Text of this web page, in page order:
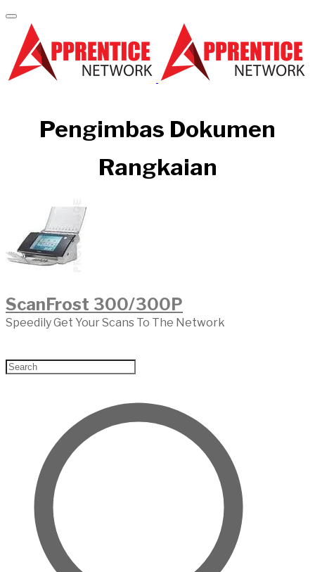
Pengimbas Dokumen
Rangkaian​
ScanFrost 300/300P
Speedily Get Your Scans To The Network